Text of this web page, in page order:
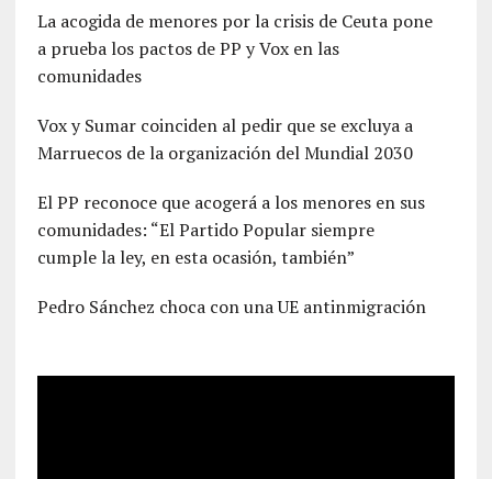
La acogida de menores por la crisis de Ceuta pone
a prueba los pactos de PP y Vox en las
comunidades
Vox y Sumar coinciden al pedir que se excluya a
Marruecos de la organización del Mundial 2030
El PP reconoce que acogerá a los menores en sus
comunidades: “El Partido Popular siempre
cumple la ley, en esta ocasión, también”
Pedro Sánchez choca con una UE antinmigración